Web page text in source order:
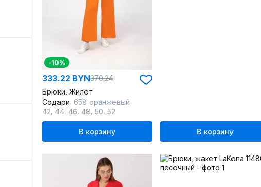
-10%
333.22 BYN370.24
Брюки, Жилет
Содари 658 оранжевый
42 44 46 48 50 52
В корзину В корзину